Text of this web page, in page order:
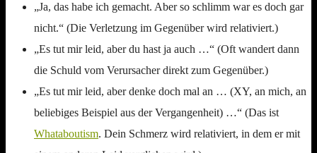
„Ja, das habe ich gemacht. Aber so schlimm war es doch gar
nicht.“ (Die Verletzung im Gegenüber wird relativiert.)
„Es tut mir leid, aber du hast ja auch …“ (Oft wandert dann
die Schuld vom Verursacher direkt zum Gegenüber.)
„Es tut mir leid, aber denke doch mal an … (XY, an mich, an
beliebiges Beispiel aus der Vergangenheit) …“ (Das ist
Whataboutism. Dein Schmerz wird relativiert, in dem er mit